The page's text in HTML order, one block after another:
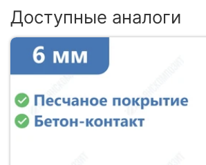
Доступные аналоги